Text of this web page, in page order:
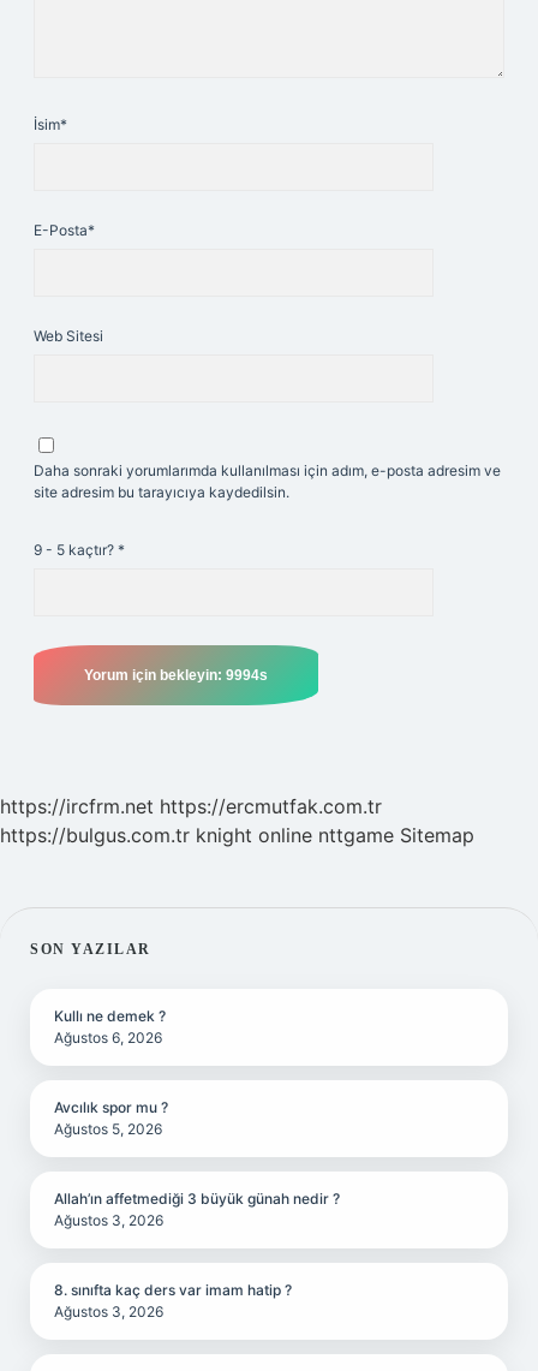
İsim*
E-Posta*
Web Sitesi
Daha sonraki yorumlarımda kullanılması için adım, e-posta adresim ve
site adresim bu tarayıcıya kaydedilsin.
9 - 5 kaçtır? *
https://ircfrm.net https://ercmutfak.com.tr
https://bulgus.com.tr knight online nttgame Sitemap
SIDEBAR
SON YAZILAR
Kullı ne demek ?
Ağustos 6, 2026
Avcılık spor mu ?
Ağustos 5, 2026
Allah’ın affetmediği 3 büyük günah nedir ?
Ağustos 3, 2026
8. sınıfta kaç ders var imam hatip ?
Ağustos 3, 2026